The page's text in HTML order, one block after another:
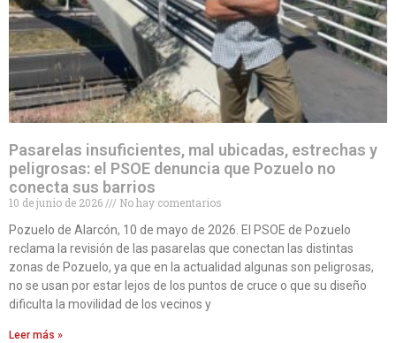
Pasarelas insuficientes, mal ubicadas, estrechas y
peligrosas: el PSOE denuncia que Pozuelo no
conecta sus barrios
10 de junio de 2026
No hay comentarios
Pozuelo de Alarcón, 10 de mayo de 2026. El PSOE de Pozuelo
reclama la revisión de las pasarelas que conectan las distintas
zonas de Pozuelo, ya que en la actualidad algunas son peligrosas,
no se usan por estar lejos de los puntos de cruce o que su diseño
dificulta la movilidad de los vecinos y
Leer más »